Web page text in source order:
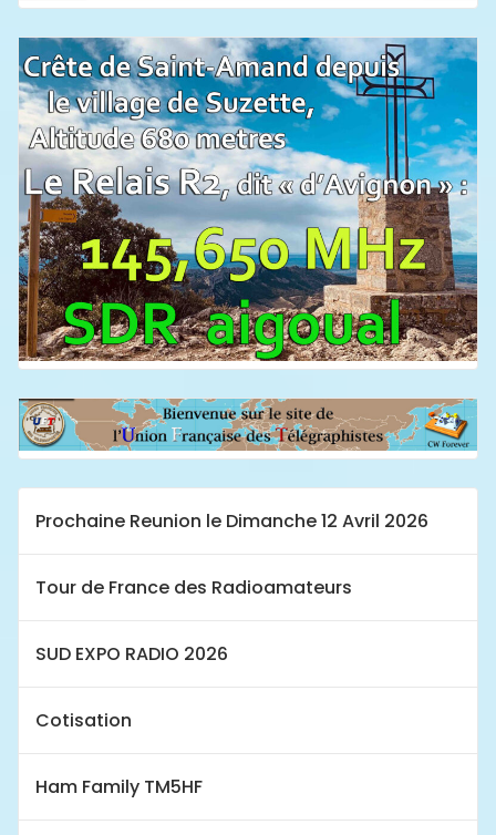
Prochaine Reunion le Dimanche 12 Avril 2026
Tour de France des Radioamateurs
SUD EXPO RADIO 2026
Cotisation
Ham Family TM5HF